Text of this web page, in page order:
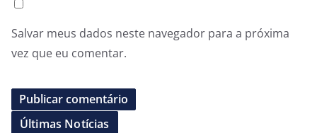
Salvar meus dados neste navegador para a próxima
vez que eu comentar.
Últimas Notícias